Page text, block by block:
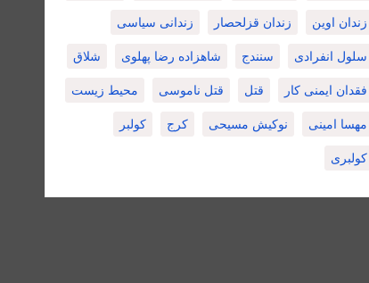
زندان اوین زندان قزلحصار زندانی سیاسی
سلول انفرادی سنندج شاهزاده رضا پهلوی شلاق
فقدان ایمنی کار قتل قتل ناموسی محیط زیست
مهسا امینی نوکیش مسیحی کرج کولبر
کولبری